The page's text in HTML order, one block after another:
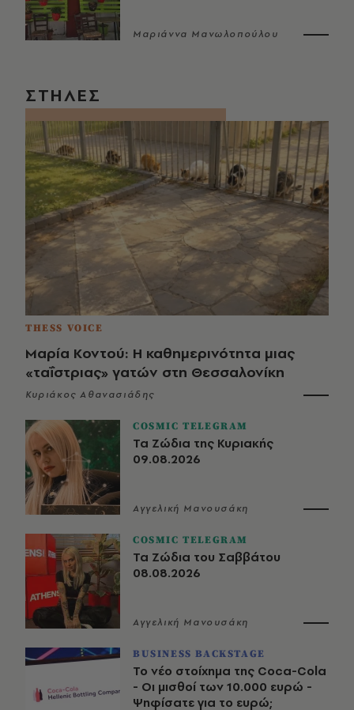
Μαριάννα Μανωλοπούλου
ΣΤΗΛΕΣ
THESS VOICE
Μαρία Κοντού: Η καθημερινότητα μιας
«ταΐστριας» γατών στη Θεσσαλονίκη
Κυριάκος Αθανασιάδης
COSMIC TELEGRAM
Τα Ζώδια της Κυριακής
09.08.2026
Αγγελική Μανουσάκη
COSMIC TELEGRAM
Τα Ζώδια του Σαββάτου
08.08.2026
Αγγελική Μανουσάκη
BUSINESS BACKSTAGE
Το νέο στοίχημα της Coca-Cola
- Οι μισθοί των 10.000 ευρώ -
Ψηφίσατε για το ευρώ;